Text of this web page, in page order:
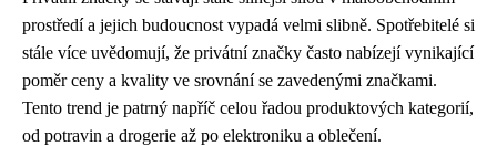
prostředí a jejich budoucnost vypadá velmi slibně. Spotřebitelé si
stále více uvědomují, že privátní značky často nabízejí vynikající
poměr ceny a kvality ve srovnání se zavedenými značkami.
Tento trend je patrný napříč celou řadou produktových kategorií,
od potravin a drogerie až po elektroniku a oblečení.